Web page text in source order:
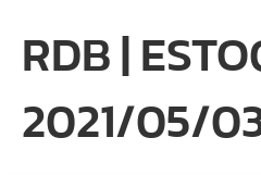
RDB |
2021/05/